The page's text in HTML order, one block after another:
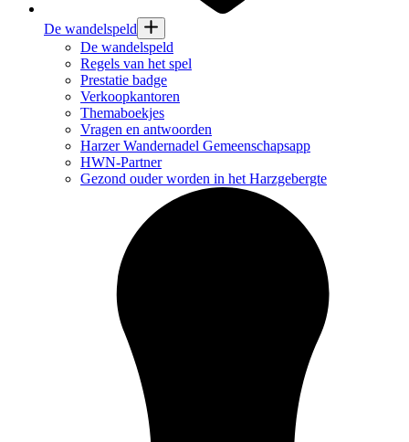
De wandelspeld
De wandelspeld
Regels van het spel
Prestatie badge
Verkoopkantoren
Themaboekjes
Vragen en antwoorden
Harzer Wandernadel Gemeenschapsapp
HWN-Partner
Gezond ouder worden in het Harzgebergte